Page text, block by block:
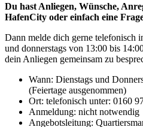
Du hast Anliegen, Wünsche,
HafenCity oder einfach eine
Dann melde dich gerne telefonisch
und donnerstags von 13:00 bis
dein Anliegen gemeinsam zu
Wann: Dienstags und
(Feiertage ausgenommen)
Ort: telefonisch unter: 0160
Anmeldung: nicht notwendig
Angebotsleitung: